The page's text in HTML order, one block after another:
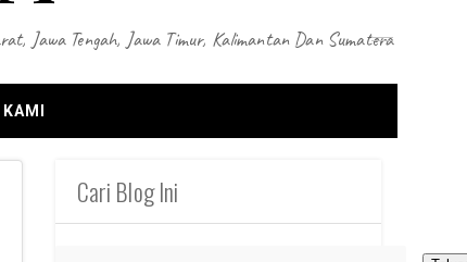
Jawa Tengah, Jawa Timur, Kalimantan Dan Sumatera
Cari Blog Ini